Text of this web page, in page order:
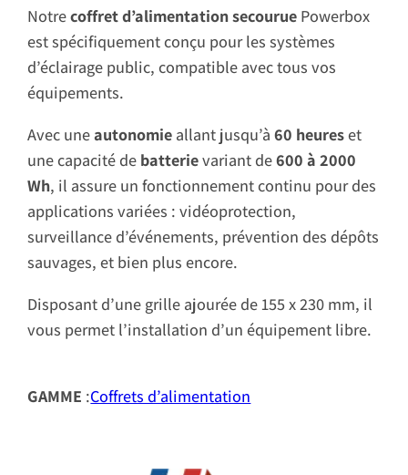
Notrecoffret d’alimentation secourue Powerbox
est spécifiquement conçu pour les systèmes
d’éclairage public, compatible avec tous vos
équipements.
Avec uneautonomie allant jusqu’à60 heureset
une capacité de batterievariant de600 à 2000
Wh, il assure un fonctionnement continu pour des
applications variées : vidéoprotection,
surveillance d’événements, prévention des dépôts
sauvages, et bien plus encore.
Disposant d’une grille ajourée de 155 x 230 mm, il
vous permet l’installation d’un équipement libre.
GAMME :Coffrets d’alimentation